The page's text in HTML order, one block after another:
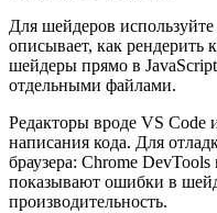
Для шейдеров
описывает, как рендерить
шейдеры прямо в
отдельными файлами.
Редакторы вроде VS Code
написания кода. Для
браузера: Chrome
показывают ошибки в
производительность.